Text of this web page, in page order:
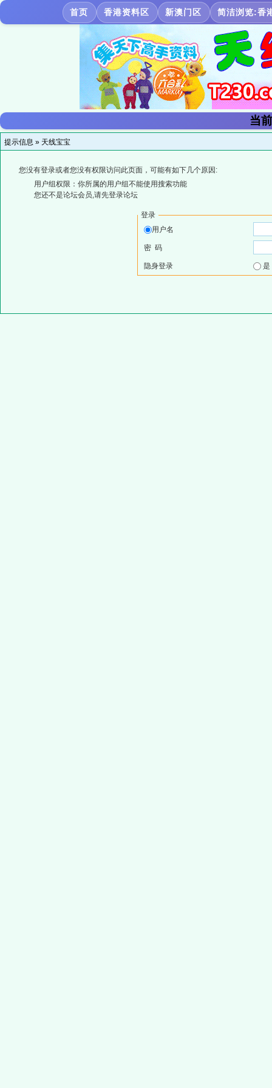
首页 香港资料区 新澳门区 简洁浏览:香
当
提示信息 » 天线宝宝
您没有登录或者您没有权限访问此页面，可能有如下几个原因:
用户组权限：你所属的用户组不能使用搜索功能
您还不是论坛会员,请先登录论坛
登录
用户名
密 码
隐身登录